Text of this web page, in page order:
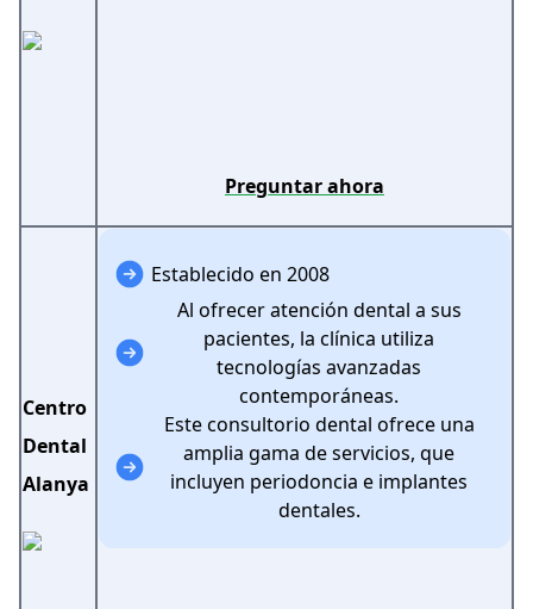
Preguntar ahora
Centro
Dental
Alanya
Establecido en 2008
Al ofrecer atención dental a sus
pacientes, la clínica utiliza
tecnologías avanzadas
contemporáneas.
Este consultorio dental ofrece una
amplia gama de servicios, que
incluyen periodoncia e implantes
dentales.